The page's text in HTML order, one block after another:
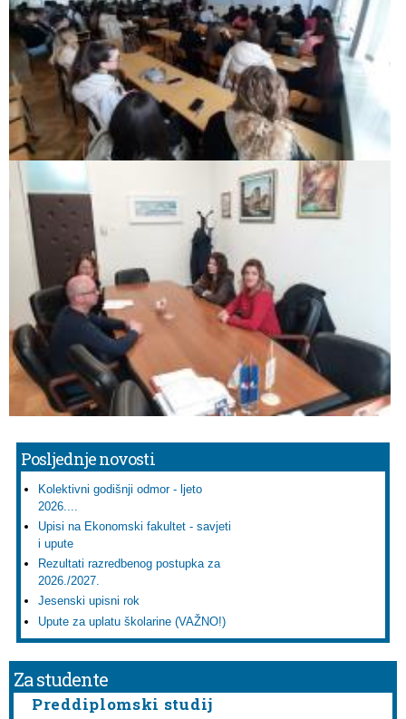
Posljednje novosti
Kolektivni godišnji odmor - ljeto
2026....
Upisi na Ekonomski fakultet - savjeti
i upute
Rezultati razredbenog postupka za
2026./2027.
Jesenski upisni rok
Upute za uplatu školarine (VAŽNO!)
Za studente
Preddiplomski studij